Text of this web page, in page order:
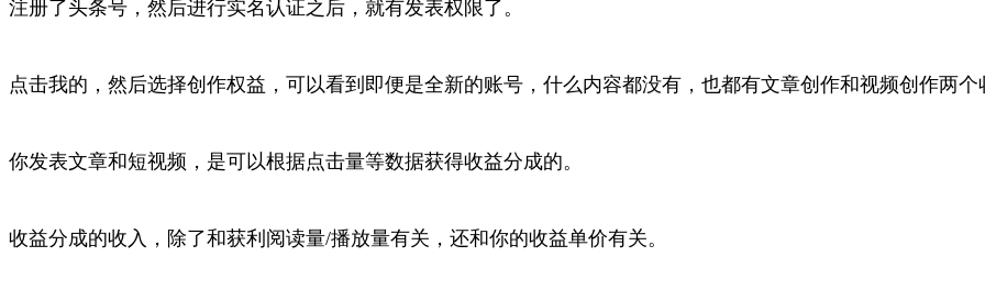
注册了头条号，然后进行实名认证之后，就有发表权限了。
点击我的，然后选择创作权益，可以看到即便是全新的账号，什么内容都没有，也都有文章创作和视频创作两个
你发表文章和短视频，是可以根据点击量等数据获得收益分成的。
收益分成的收入，除了和获利阅读量/播放量有关，还和你的收益单价有关。